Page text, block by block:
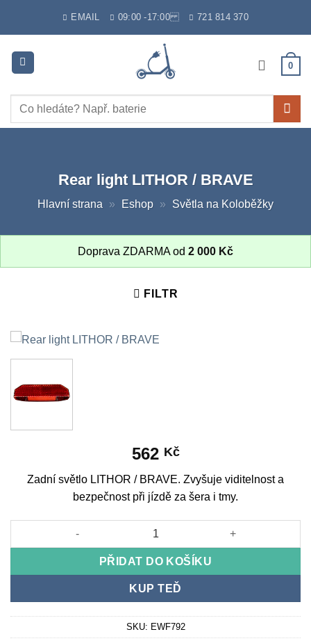
EMAIL 09:00 -17:00 721 814 370
0
Hledat:
Rear light LITHOR / BRAVE
Hlavní strana » Eshop » Světla na Koloběžky
Doprava ZDARMA od 2 000 Kč
FILTR
562 Kč
Zadní světlo LITHOR / BRAVE. Zvyšuje viditelnost a
bezpečnost při jízdě za šera i tmy.
Rear light LITHOR / BRAVE množství
PŘIDAT DO KOŠÍKU
KUP TEĎ
SKU: EWF792